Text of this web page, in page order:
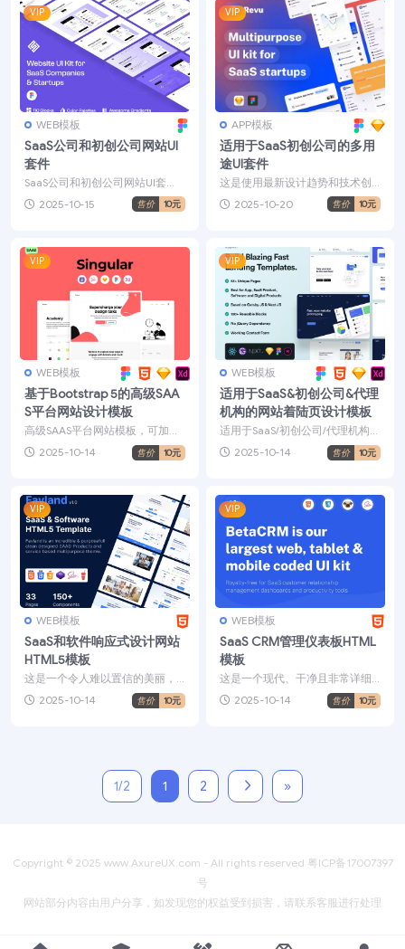
VIP
WEB模板
SaaS公司和初创公司网站UI
套件
SaaS公司和初创公司网站UI套
件，在几秒钟内创建具有超过 110
个块和计数的...
2025-10-15 售价 10元
VIP
APP模板
适用于SaaS初创公司的多用
途UI套件
这是使用最新设计趋势和技术创
建的一流 UI 套件。一个非常详细
的用户界面模板，可...
2025-10-20 售价 10元
VIP
WEB模板
基于Bootstrap 5的高级SAA
S平台网站设计模板
高级SAAS平台网站模板，可加快
设计和开发速度。完全用 Bootstr
ap 5 ...2025-10-14 售价 10元
VIP
WEB模板
适用于SaaS&初创公司&代理
机构的网站着陆页设计模板
适用于SaaS/初创公司/代理机构的
网站着陆页设计模板，使用 Reac
t、Gat...
2025-10-14 售价 10元
VIP
WEB模板
SaaS和软件响应式设计网站
HTML5模板
这是一个令人难以置信的美丽，
现代，反应灵敏，多用途，外观
新颖，移动优先的SaaS...
2025-10-14 售价 10元
VIP
WEB模板
SaaS CRM管理仪表板HTML
模板
这是一个现代、干净且非常详细
的UI 工具包。我们设计并完全编
码了 195 个漂亮...
2025-10-14 售价 10元
1/2 1 2 »
Copyright © 2025 www.AxureUX.com - All rights reserved 粤ICP备17007397
号
网站部分内容由用户分享，如发现您的权益受到损害，请联系客服进行处理